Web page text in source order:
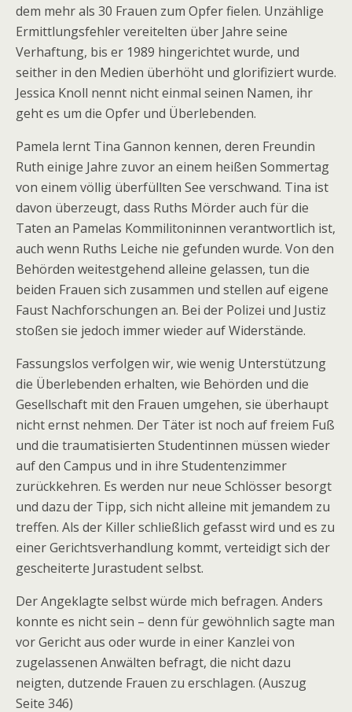
dem mehr als 30 Frauen zum Opfer fielen. Unzählige
Ermittlungsfehler vereitelten über Jahre seine
Verhaftung, bis er 1989 hingerichtet wurde, und
seither in den Medien überhöht und glorifiziert wurde.
Jessica Knoll nennt nicht einmal seinen Namen, ihr
geht es um die Opfer und Überlebenden.
Pamela lernt Tina Gannon kennen, deren Freundin
Ruth einige Jahre zuvor an einem heißen Sommertag
von einem völlig überfüllten See verschwand. Tina ist
davon überzeugt, dass Ruths Mörder auch für die
Taten an Pamelas Kommilitoninnen verantwortlich ist,
auch wenn Ruths Leiche nie gefunden wurde. Von den
Behörden weitestgehend alleine gelassen, tun die
beiden Frauen sich zusammen und stellen auf eigene
Faust Nachforschungen an. Bei der Polizei und Justiz
stoßen sie jedoch immer wieder auf Widerstände.
Fassungslos verfolgen wir, wie wenig Unterstützung
die Überlebenden erhalten, wie Behörden und die
Gesellschaft mit den Frauen umgehen, sie überhaupt
nicht ernst nehmen. Der Täter ist noch auf freiem Fuß
und die traumatisierten Studentinnen müssen wieder
auf den Campus und in ihre Studentenzimmer
zurückkehren. Es werden nur neue Schlösser besorgt
und dazu der Tipp, sich nicht alleine mit jemandem zu
treffen. Als der Killer schließlich gefasst wird und es zu
einer Gerichtsverhandlung kommt, verteidigt sich der
gescheiterte Jurastudent selbst.
Der Angeklagte selbst würde mich befragen. Anders
konnte es nicht sein – denn für gewöhnlich sagte man
vor Gericht aus oder wurde in einer Kanzlei von
zugelassenen Anwälten befragt, die nicht dazu
neigten, dutzende Frauen zu erschlagen. (Auszug
Seite 346)